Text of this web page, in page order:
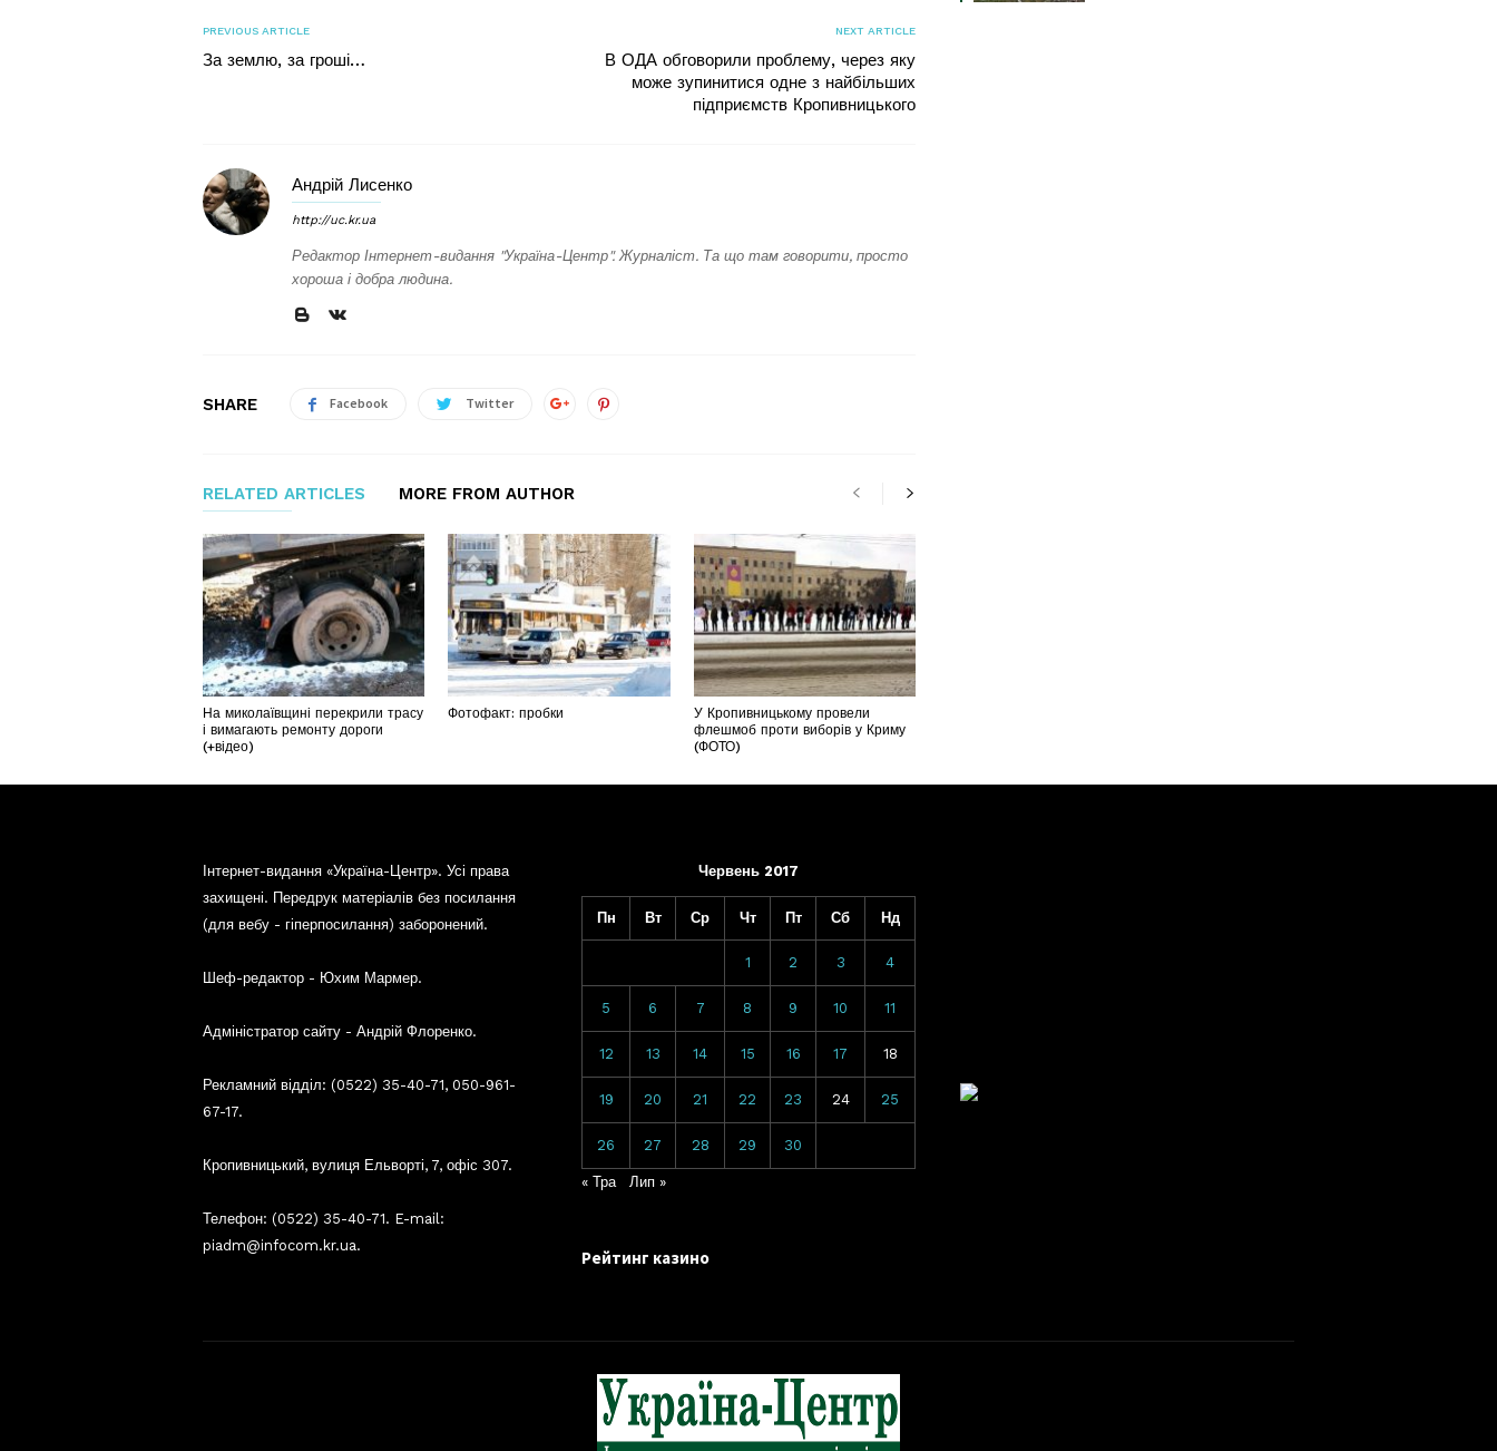
PREVIOUS ARTICLE
За землю, за гроші…
NEXT ARTICLE
В ОДА обговорили проблему, через яку
може зупинитися одне з найбільших
підприємств Кропивницького
Андрій Лисенко
http://uc.kr.ua
Редактор Інтернет-видання "Україна-Центр". Журналіст. Та що там говорити, просто
хороша і добра людина.
SHARE Facebook Twitter
RELATED ARTICLES MORE FROM AUTHOR
На миколаївщині перекрили трасу
і вимагають ремонту дороги
(+відео)
Фотофакт: пробки
У Кропивницькому провели
флешмоб проти виборів у Криму
(ФОТО)
Інтернет-видання «Україна-Центр». Усі права
захищені. Передрук матеріалів без посилання
(для вебу - гіперпосилання) заборонений.
Шеф-редактор - Юхим Мармер.
Адміністратор сайту - Андрій Флоренко.
Рекламний відділ: (0522) 35-40-71, 050-961-
67-17.
Кропивницький, вулиця Ельворті, 7, офіс 307.
Телефон: (0522) 35-40-71. E-mail:
piadm@infocom.kr.ua.
Червень 2017
Пн Вт Ср Чт Пт Сб Нд
1 2 3 4
5 6 7 8 9 10 11
12 13 14 15 16 17 18
19 20 21 22 23 24 25
26 27 28 29 30
« Тра Лип »
Рейтинг казино